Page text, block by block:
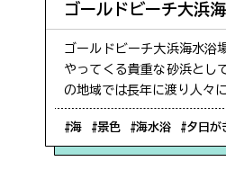
ゴールドビーチ大浜
ゴールドビーチ大浜海水浴
やってくる貴重な砂浜とし
の地域では長年に渡り人々
#海 #景色 #海水浴 #夕日が